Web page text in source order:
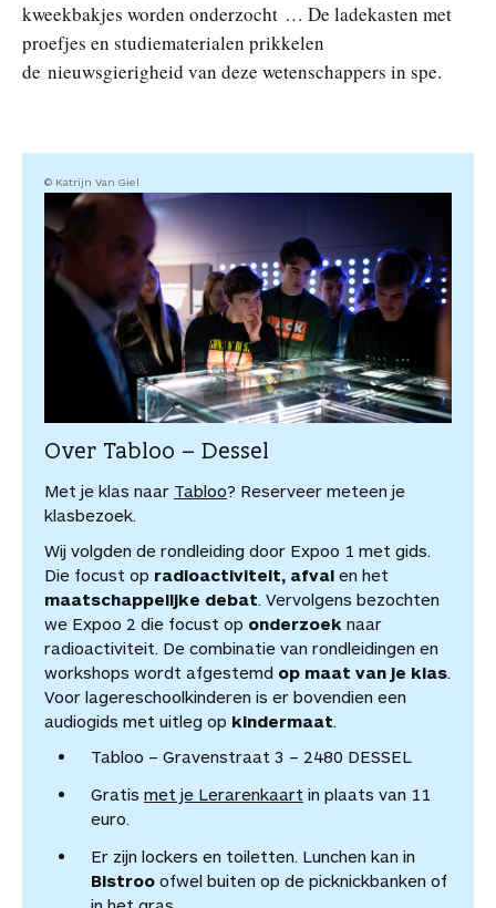
kweekbakjes worden onderzocht … De ladekasten met
proefjes en studiematerialen prikkelen
de nieuwsgierigheid van deze wetenschappers in spe.
© Katrijn Van Giel
Over Tabloo – Dessel
Met je klas naar Tabloo? Reserveer meteen je
klasbezoek.
Wij volgden de rondleiding door Expoo 1 met gids.
Die focust op radioactiviteit, afval en het
maatschappelijke debat. Vervolgens bezochten
we Expoo 2 die focust op onderzoek naar
radioactiviteit. De combinatie van rondleidingen en
workshops wordt afgestemd op maat van je klas.
Voor lagereschoolkinderen is er bovendien een
audiogids met uitleg op kindermaat.
Tabloo – Gravenstraat 3 – 2480 DESSEL
Gratis met je Lerarenkaart in plaats van 11
euro.
Er zijn lockers en toiletten. Lunchen kan in
Bistroo ofwel buiten op de picknickbanken of